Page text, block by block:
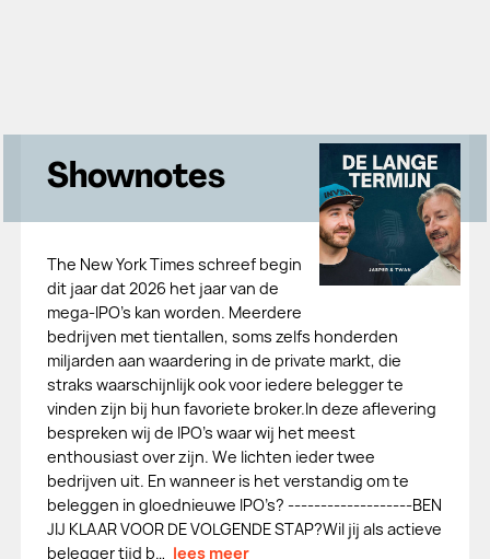
Shownotes
The New York Times schreef begin
dit jaar dat 2026 het jaar van de
mega-IPO’s kan worden. Meerdere
bedrijven met tientallen, soms zelfs honderden
miljarden aan waardering in de private markt, die
straks waarschijnlijk ook voor iedere belegger te
vinden zijn bij hun favoriete broker.In deze aflevering
bespreken wij de IPO’s waar wij het meest
enthousiast over zijn. We lichten ieder twee
bedrijven uit. En wanneer is het verstandig om te
beleggen in gloednieuwe IPO’s? -------------------BEN
JIJ KLAAR VOOR DE VOLGENDE STAP?Wil jij als actieve
belegger tijd b… lees meer